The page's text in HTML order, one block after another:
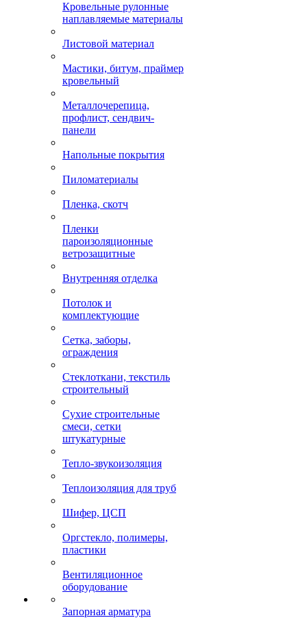
Кровельные рулонные
наплавляемые материалы
Листовой материал
Мастики, битум, праймер
кровельный
Металлочерепица,
профлист, сендвич-
панели
Напольные покрытия
Пиломатериалы
Пленка, скотч
Пленки
пароизоляционные
ветрозащитные
Внутренняя отделка
Потолок и
комплектующие
Сетка, заборы,
ограждения
Стеклоткани, текстиль
строительный
Сухие строительные
смеси, сетки
штукатурные
Тепло-звукоизоляция
Теплоизоляция для труб
Шифер, ЦСП
Оргстекло, полимеры,
пластики
Вентиляционное
оборудование
Запорная арматура